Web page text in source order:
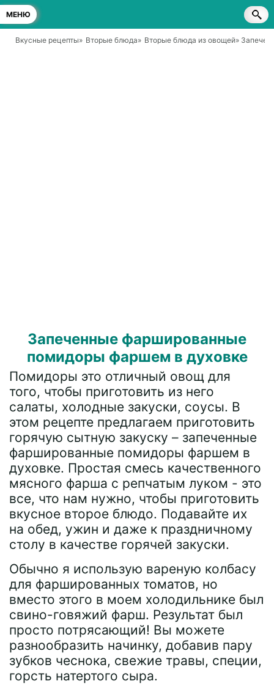
МЕНЮ
Вкусные рецепты» Вторые блюда» Вторые блюда из овощей»
Запеченные фаршированные
помидоры фаршем в духовке
Помидоры это отличный овощ для
того, чтобы приготовить из него
салаты, холодные закуски, соусы. В
этом рецепте предлагаем приготовить
горячую сытную закуску – запеченные
фаршированные помидоры фаршем в
духовке. Простая смесь качественного
мясного фарша с репчатым луком - это
все, что нам нужно, чтобы приготовить
вкусное второе блюдо. Подавайте их
на обед, ужин и даже к праздничному
столу в качестве горячей закуски.
Обычно я использую вареную колбасу
для фаршированных томатов, но
вместо этого в моем холодильнике был
свино-говяжий фарш. Результат был
просто потрясающий! Вы можете
разнообразить начинку, добавив пару
зубков чеснока, свежие травы, специи,
горсть натертого сыра.